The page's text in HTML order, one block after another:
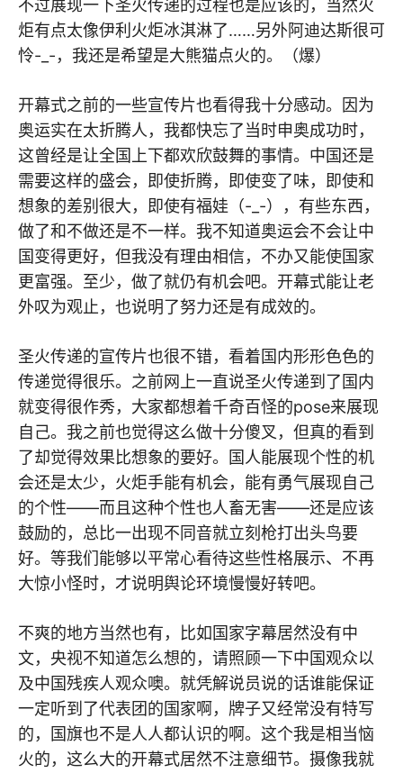
不过展现一下圣火传递的过程也是应该的，当然火
炬有点太像伊利火炬冰淇淋了……另外阿迪达斯很可
怜-_-，我还是希望是大熊猫点火的。（爆）
开幕式之前的一些宣传片也看得我十分感动。因为
奥运实在太折腾人，我都快忘了当时申奥成功时，
这曾经是让全国上下都欢欣鼓舞的事情。中国还是
需要这样的盛会，即使折腾，即使变了味，即使和
想象的差别很大，即使有福娃（-_-），有些东西，
做了和不做还是不一样。我不知道奥运会不会让中
国变得更好，但我没有理由相信，不办又能使国家
更富强。至少，做了就仍有机会吧。开幕式能让老
外叹为观止，也说明了努力还是有成效的。
圣火传递的宣传片也很不错，看着国内形形色色的
传递觉得很乐。之前网上一直说圣火传递到了国内
就变得很作秀，大家都想着千奇百怪的pose来展现
自己。我之前也觉得这么做十分傻叉，但真的看到
了却觉得效果比想象的要好。国人能展现个性的机
会还是太少，火炬手能有机会，能有勇气展现自己
的个性——而且这种个性也人畜无害——还是应该
鼓励的，总比一出现不同音就立刻枪打出头鸟要
好。等我们能够以平常心看待这些性格展示、不再
大惊小怪时，才说明舆论环境慢慢好转吧。
不爽的地方当然也有，比如国家字幕居然没有中
文，央视不知道怎么想的，请照顾一下中国观众以
及中国残疾人观众噢。就凭解说员说的话谁能保证
一定听到了代表团的国家啊，牌子又经常没有特写
的，国旗也不是人人都认识的啊。这个我是相当恼
火的，这么大的开幕式居然不注意细节。摄像我就